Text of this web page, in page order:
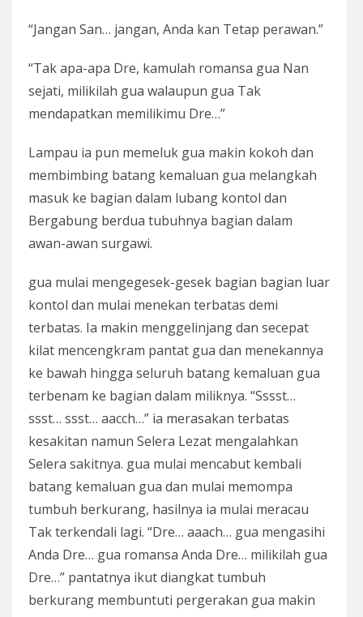
“Jangan San… jangan, Anda kan Tetap perawan.”
“Tak apa-apa Dre, kamulah romansa gua Nan
sejati, milikilah gua walaupun gua Tak
mendapatkan memilikimu Dre…”
Lampau ia pun memeluk gua makin kokoh dan
membimbing batang kemaluan gua melangkah
masuk ke bagian dalam lubang kontol dan
Bergabung berdua tubuhnya bagian dalam
awan-awan surgawi.
gua mulai mengegesek-gesek bagian bagian luar
kontol dan mulai menekan terbatas demi
terbatas. Ia makin menggelinjang dan secepat
kilat mencengkram pantat gua dan menekannya
ke bawah hingga seluruh batang kemaluan gua
terbenam ke bagian dalam miliknya. “Sssst…
ssst… ssst… aacch…” ia merasakan terbatas
kesakitan namun Selera Lezat mengalahkan
Selera sakitnya. gua mulai mencabut kembali
batang kemaluan gua dan mulai memompa
tumbuh berkurang, hasilnya ia mulai meracau
Tak terkendali lagi. “Dre… aaach… gua mengasihi
Anda Dre… gua romansa Anda Dre… milikilah gua
Dre…” pantatnya ikut diangkat tumbuh
berkurang membuntuti pergerakan gua makin